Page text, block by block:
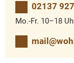
02137
Mo.-Fr. 10–18